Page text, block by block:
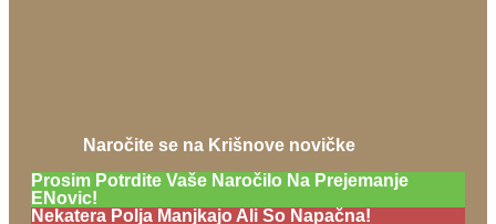
Naročite se na Krišnove novičke
Prosim Potrdite Vaše Naročilo Na Prejemanje
ENovic!
Nekatera Polja Manjkajo Ali So Napačna!